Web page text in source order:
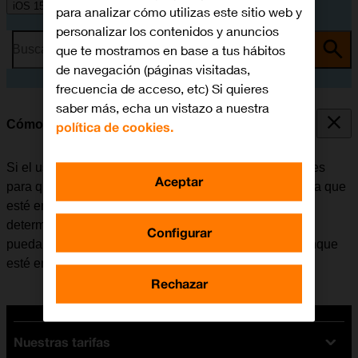
iOS 15.0
Busca por problema o tema
Cómo utilizar la función de "No molestar"
Si el usuario no desea recibir mensajes ni notificaciones
para que no le molesten, puede configurar el móvil para que
esté en modo silencioso durante un período de tiempo
determinado. Además, existe la opción de que el móvil
pueda recibir llamadas de determinados contactos aunque
esté en modo silencioso.
Nuestras tarifas
para analizar cómo utilizas este sitio web y
personalizar los contenidos y anuncios
que te mostramos en base a tus hábitos
de navegación (páginas visitadas,
frecuencia de acceso, etc) Si quieres
saber más, echa un vistazo a nuestra
política de cookies.
Configurar
Rechazar
Aceptar